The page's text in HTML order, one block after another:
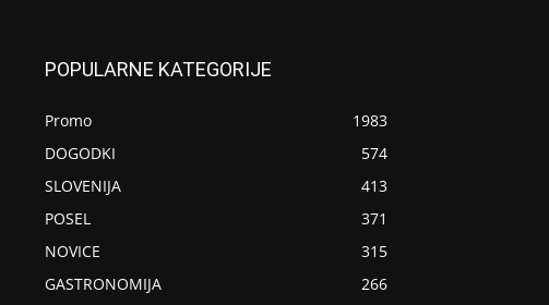
POPULARNE KATEGORIJE
Promo
1983
DOGODKI
574
SLOVENIJA
413
POSEL
371
NOVICE
315
GASTRONOMIJA
266